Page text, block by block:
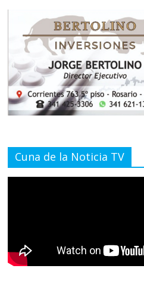
Cuna de la Noticia TV